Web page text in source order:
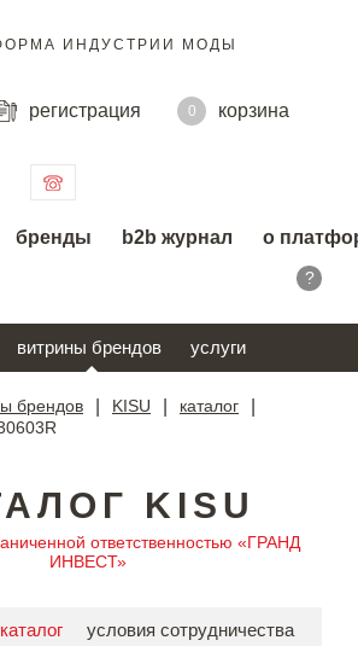
ИНДУСТРИИ МОДЫ
регистрация 0
корзина
бренды b2b журнал о
?
витрины брендов услуги
брендов KISU каталог
KISU
ответственностью «ГРАНД
ИНВЕСТ»
каталог
условия сотрудничества